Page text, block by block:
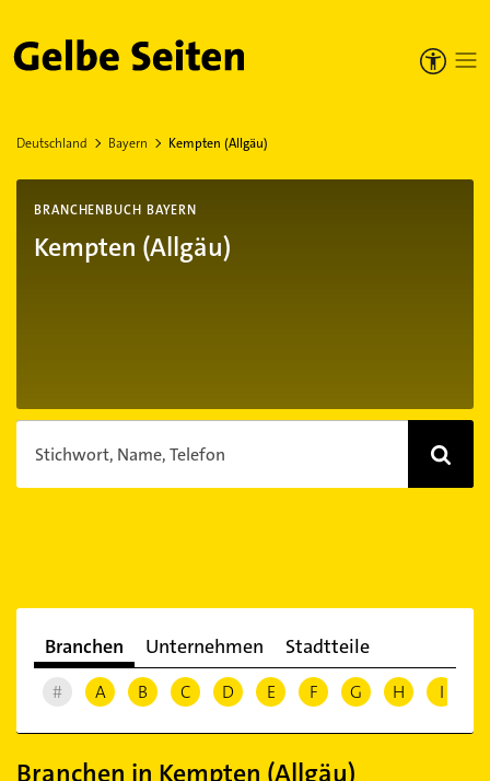
Gelbe Seiten
Deutschland Bayern Kempten (Allgäu)
BRANCHENBUCH BAYERN
Kempten (Allgäu)
Stichwort, Name, Telefon
Branchen Unternehmen Stadtteile
# A B C D E F G H I
Branchen in Kempten (Allgäu)